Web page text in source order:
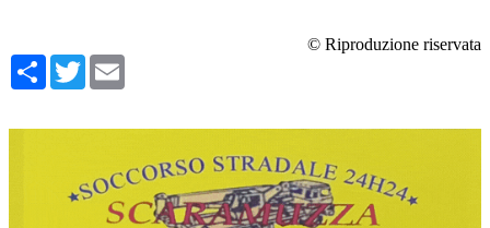
© Riproduzione riservata
Condividi
Twitter